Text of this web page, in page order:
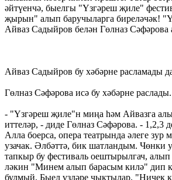
әйтүенчә, быелгы "Үзгәреш җиле"
җырын" алып баручыларга биреләчәк!
Айваз Садыйров белән Гөлназ Сәфәрова
Айваз Садыйров бу хәбәрне расламады
Гөлназ Сәфәрова исә бу хәбәрне раслады.
- "Үзгәреш җиле"н миңа һәм Айвазга
иттеләр, - диде Гөлназ Сәфәрова. - 1,2,3
Алла боерса, опера театрында әлеге зур
узачак. Әлбәттә, бик шатландым. Чөнки
тапкыр бу фестиваль оештырылгач,
ләкин "Минем алып барасым килә" дип
булмый. Быел үзләре чыктылар. "Ничек